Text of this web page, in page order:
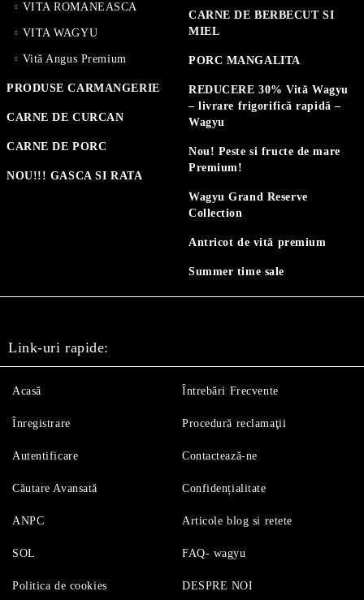
VITA ROMANEASCA
VITA WAGYU
Vită Angus Premium
PRODUSE CARMANGERIE
CARNE DE CURCAN
CARNE DE PORC
NOU!!! GASCA SI RATA
CARNE DE BERBECUT SI
MIEL
PORC MANGALITA
REDUCERE 30% Vită Wagyu
– livrare frigorifică rapidă –
Wagyu
Nou! Peste si fructe de mare
Premium!
Wagyu Grand Reserve
Collection
Antricot de vită premium
Summer time sale
Link-uri rapide:
Acasă
Înregistrare
Autentificare
Căutare Avansată
Întrebări Frecvente
Procedură reclamaţii
Contactează-ne
Confidențialitate
ANPC
SOL
Politica de cookies
Articole blog si retete
FAQ- wagyu
DESPRE NOI